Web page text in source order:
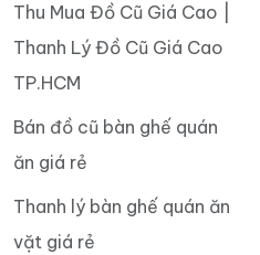
Thu Mua Đồ Cũ Giá Cao |
Thanh Lý Đồ Cũ Giá Cao
TP.HCM
Bán đồ cũ bàn ghế quán
ăn giá rẻ
Thanh lý bàn ghế quán ăn
vặt giá rẻ